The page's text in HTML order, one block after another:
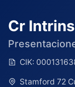
Cr
CIK:
Stamford 72